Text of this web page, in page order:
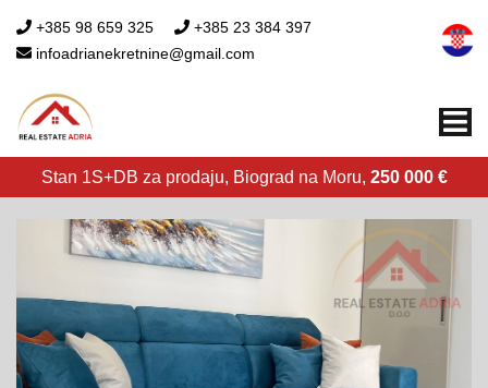
+385 98 659 325
+385 23 384 397
infoadrianekretnine@gmail.com
Stan 1S+DB za prodaju, Biograd na Moru, 250 000 €